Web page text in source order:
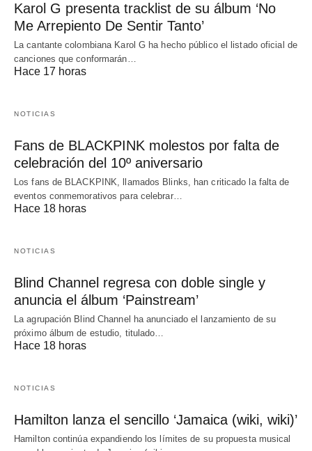
Karol G presenta tracklist de su álbum ‘No
Me Arrepiento De Sentir Tanto’
La cantante colombiana Karol G ha hecho público el listado oficial de
canciones que conformarán…
Hace 17 horas
NOTICIAS
Fans de BLACKPINK molestos por falta de
celebración del 10º aniversario
Los fans de BLACKPINK, llamados Blinks, han criticado la falta de
eventos conmemorativos para celebrar…
Hace 18 horas
NOTICIAS
Blind Channel regresa con doble single y
anuncia el álbum ‘Painstream’
La agrupación Blind Channel ha anunciado el lanzamiento de su
próximo álbum de estudio, titulado…
Hace 18 horas
NOTICIAS
Hamilton lanza el sencillo ‘Jamaica (wiki, wiki)’
Hamilton continúa expandiendo los límites de su propuesta musical